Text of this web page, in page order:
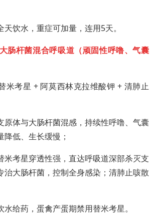
天饮水，重症可加量，连用5天。
肠杆菌混合呼吸道（顽固性呼噜、气囊
米考星 + 阿莫西林克拉维酸钾 + 清肺止
原体与大肠杆菌混感，持续性呼噜、气囊
低、生长缓慢；
米考星穿透性强，直达呼吸道深部杀灭支
治大肠杆菌，控制全身感染；清肺止咳散
水给药，蛋禽产蛋期禁用替米考星。